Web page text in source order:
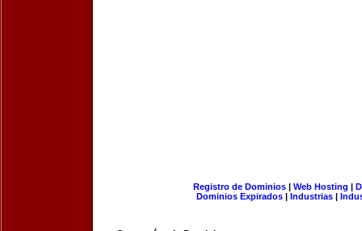
Registro de Dominios| Web Hosting |
Dominios Expirados | Industrias |